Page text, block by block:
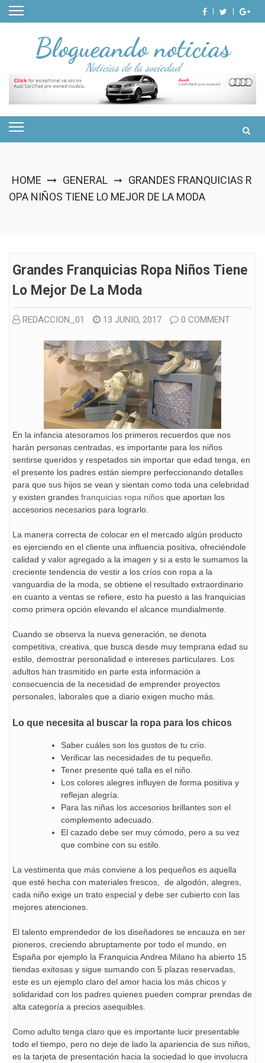
Skip
Blogueando noticias
Noticias de la sociedad
HOME GENERAL ➞ GRANDES FRANQUICIAS R
OPA NIÑOS TIENE LO MEJOR DE LA MODA
Grandes Franquicias Ropa Niños Tiene
Lo Mejor De La Moda
REDACCION_01 13 JUNIO, 2017 0 COMMENT
En la infancia atesoramos los primeros recuerdos que nos
harán personas centradas, es importante para los niños
sentirse queridos y respetados sin importar que edad tenga, en
el presente los padres están siempre perfeccionando detalles
para que sus hijos se vean y sientan como toda una celebridad
y existen grandes franquicias ropa niños que aportan los
accesorios necesarios para lograrlo.
La manera correcta de colocar en el mercado algún producto
es ejerciendo en el cliente una influencia positiva, ofreciéndole
calidad y valor agregado a la imagen y si a esto le sumamos la
creciente tendencia de vestir a los críos con ropa a la
vanguardia de la moda, se obtiene el resultado extraordinario
en cuanto a ventas se refiere, esto ha puesto a las franquicias
como primera opción elevando el alcance mundialmente.
Cuando se observa la nueva generación, se denota
competitiva, creativa, que busca desde muy temprana edad su
estilo, demostrar personalidad e intereses particulares. Los
adultos han trasmitido en parte esta información a
consecuencia de la necesidad de emprender proyectos
personales, laborales que a diario exigen mucho más.
Lo que necesita al buscar la ropa para los chicos
Saber cuáles son los gustos de tu crío.
Verificar las necesidades de tu pequeño.
Tener presente qué talla es el niño.
Los colores alegres influyen de forma positiva y
reflejan alegría.
Para las niñas los accesorios brillantes son el
complemento adecuado.
El cazado debe ser muy cómodo, pero a su vez
que combine con su estilo.
La vestimenta que más conviene a los pequeños es aquella
que esté hecha con materiales frescos, de algodón, alegres,
cada niño exige un trato especial y debe ser cubierto con las
mejores atenciones.
El talento emprendedor de los diseñadores se encauza en ser
pioneros, creciendo abruptamente por todo el mundo, en
España por ejemplo la Franquicia Andrea Milano ha abierto 15
tiendas exitosas y sigue sumando con 5 plazas reservadas,
este es un ejemplo claro del amor hacia los más chicos y
solidaridad con los padres quienes pueden comprar prendas de
alta categoría a precios asequibles.
Como adulto tenga claro que es importante lucir presentable
todo el tiempo, pero no deje de lado la apariencia de sus niños,
es la tarjeta de presentación hacia la sociedad lo que involucra